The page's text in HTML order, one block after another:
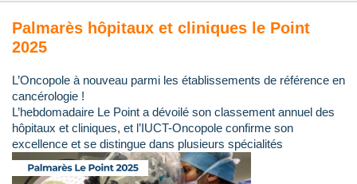
Palmarès hôpitaux et cliniques le Point
2025
L’Oncopole à nouveau parmi les établissements de référence en
cancérologie !
L’hebdomadaire Le Point a dévoilé son classement annuel des
hôpitaux et cliniques, et l’IUCT-Oncopole confirme son
excellence et se distingue dans plusieurs spécialités